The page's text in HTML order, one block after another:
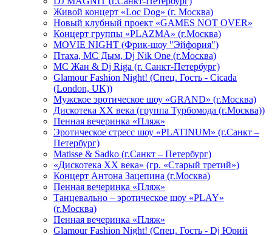
Живой концерт «Loc Dog» (г. Москва)
Новый клубный проект «GAMES NOT OVER»
Концерт группы «PLAZMA» (г.Москва)
MOVIE NIGHT (Фрик-шоу "Эйфория")
Птаха, МС Дым, Dj Nik One (г.Москва)
МС Жан & Dj Riga (г. Санкт-Петербург)
Glamour Fashion Night! (Спец. Гость - Cicada
(London, UK))
Мужское эротическое шоу «GRAND» (г.Москва)
Дискотека XX века (группа Турбомода (г.Москва))
Пенная вечеринка «Пляж»
Эротическое стресс шоу «PLATINUM» (г.Санкт –
Петербург)
Matisse & Sadko (г.Санкт – Петербург)
«Дискотека ХХ века» (гр. «Старый третий»)
Концерт Антона Зацепина (г.Москва)
Пенная вечеринка «Пляж»
Танцевально – эротическое шоу «PLAY»
(г.Москва)
Пенная вечеринка «Пляж»
Glamour Fashion Night! (Спец. Гость - Dj Юрий